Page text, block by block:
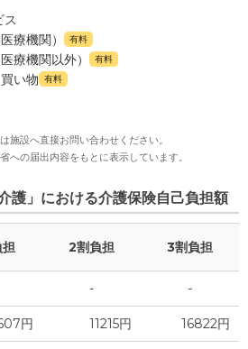
ス
療機関） 有料
療機関以外） 有料
い物 有料
施設へ直接お問い合わせください。
への届出内容をもとに表示しています。
護」における介護保険自己負担額
担 2割負担 3割負担
- -
円 11215円 16822円